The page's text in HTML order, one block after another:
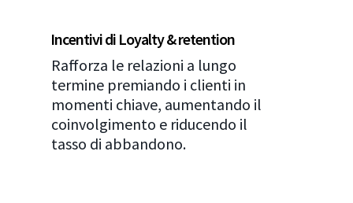
Incentivi di Loyalty & retention
Rafforza le relazioni a lungo
termine premiando i clienti in
momenti chiave, aumentando il
coinvolgimento e riducendo il
tasso di abbandono.